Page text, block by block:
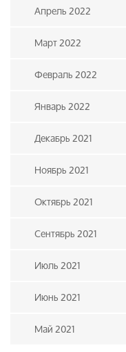
Апрель 2022
Март 2022
Февраль 2022
Январь 2022
Декабрь 2021
Ноябрь 2021
Октябрь 2021
Сентябрь 2021
Июль 2021
Июнь 2021
Май 2021